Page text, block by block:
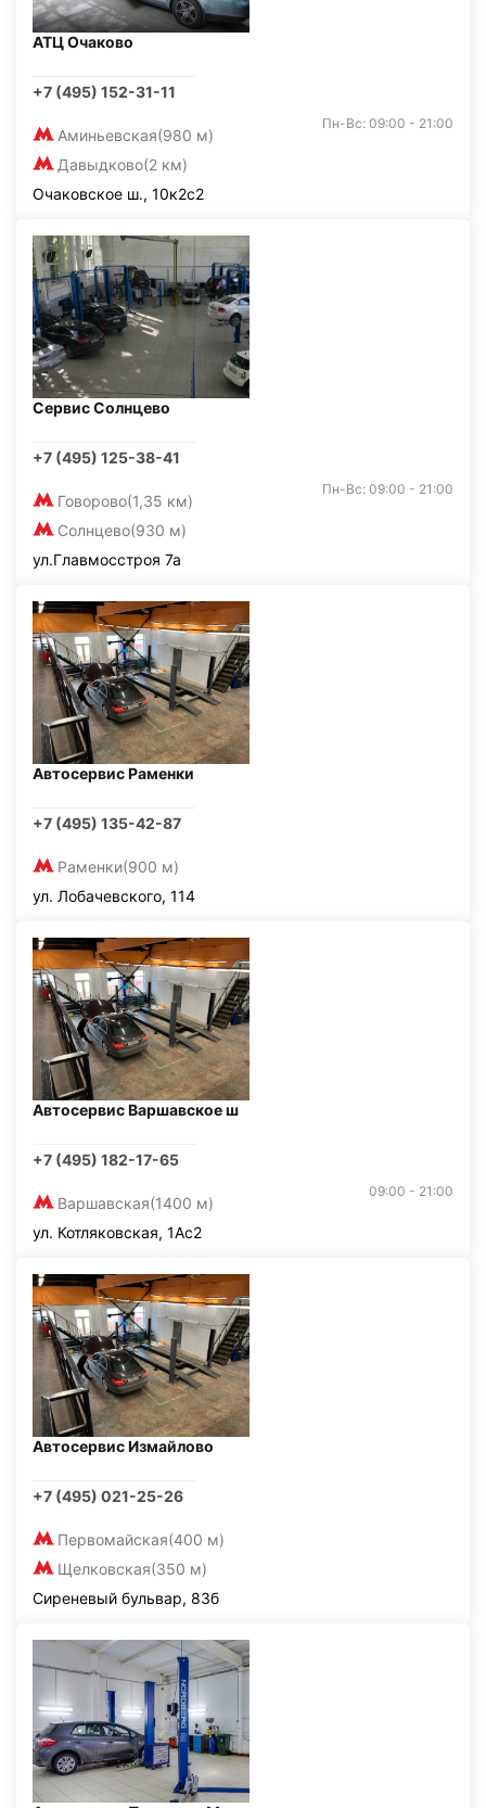
АТЦ Очаково
+7 (495) 152-31-11
Аминьевская(980 м)
Давыдково(2 км)
Пн-Вс: 09:00 - 21:00
Очаковское ш., 10к2с2
Сервис Солнцево
+7 (495) 125-38-41
Говорово(1,35 км)
Солнцево(930 м)
Пн-Вс: 09:00 - 21:00
ул.Главмосстроя 7а
Автосервис Раменки
+7 (495) 135-42-87
Раменки(900 м)
ул. Лобачевского, 114
Автосервис Варшавское ш
+7 (495) 182-17-65
Варшавская(1400 м)
09:00 - 21:00
ул. Котляковская, 1Ас2
Автосервис Измайлово
+7 (495) 021-25-26
Первомайская(400 м)
Щелковская(350 м)
Сиреневый бульвар, 83б